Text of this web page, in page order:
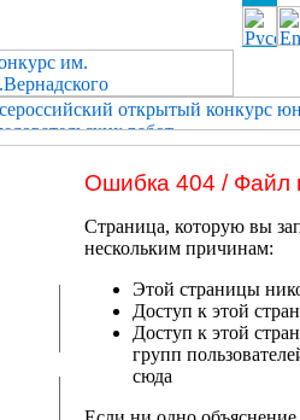
Ошибка 404 / Файл
Страница, которую вы
нескольким причинам:
Этой страницы
Доступ к этой
Доступ к этой
групп
сюда